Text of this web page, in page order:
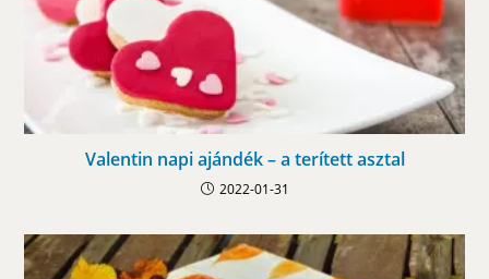
Valentin napi ajándék – a terített asztal
2022-01-31